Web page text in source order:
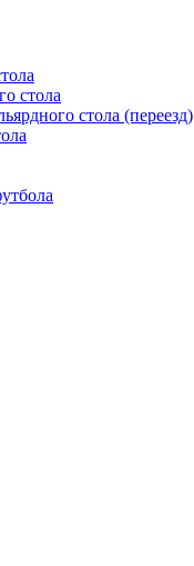
стола
стола (переезд)